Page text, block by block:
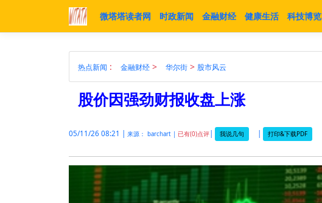
微塔塔读者网 时政新闻 金融财经 健康生活 科技博览
热点新闻 : 金融财经> 华尔街 > 股市风云
股价因强劲财报收盘上涨
05/11/26 08:21 | 来源： barchart | 已有(0)点评| 我说几句 | 打印&下载PDF